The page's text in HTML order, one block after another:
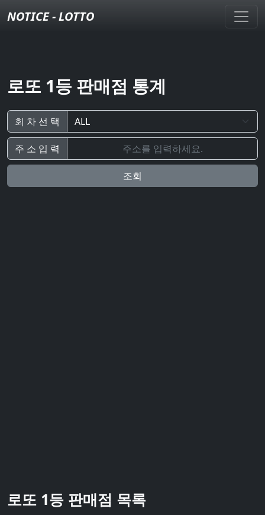
NOTICE - LOTTO
로또 1등 판매점 통계
회 차 선 택
주 소 입 력
조회
로또 1등 판매점 목록